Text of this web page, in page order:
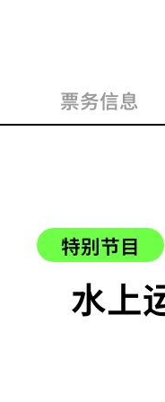
票务信息
特别节目
水上